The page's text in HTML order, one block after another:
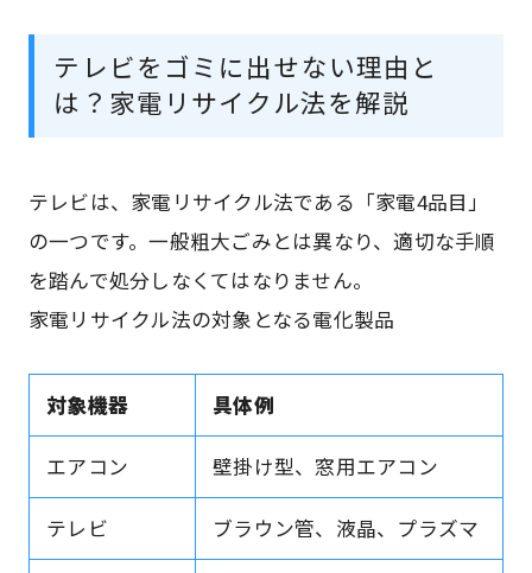
テレビをゴミに出せない理由と
は？家電リサイクル法を解説
テレビは、家電リサイクル法である「家電4品目」
の一つです。一般粗大ごみとは異なり、適切な手順
を踏んで処分しなくてはなりません。
家電リサイクル法の対象となる電化製品
対象機器 具体例
エアコン 壁掛け型、窓用エアコン
テレビ ブラウン管、液晶、プラズマ